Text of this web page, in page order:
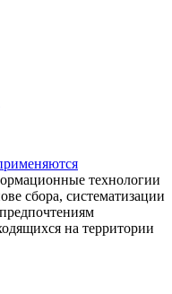
технологии
сбора, систематизации
на территории